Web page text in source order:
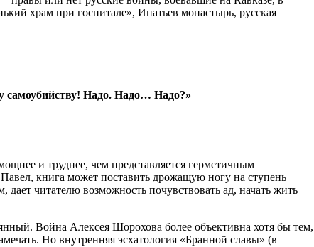
храм при госпитале», Ипатьев монастырь, русская
самоубийству! Надо. Надо… Надо?»
и труднее, чем представляется герметичным
книга может поставить дрожащую ногу на ступень
читателю возможность почувствовать ад, начать жить
Война Алексея Шорохова более объективна хотя бы тем,
Но внутренняя эсхатология «Бранной славы» (в